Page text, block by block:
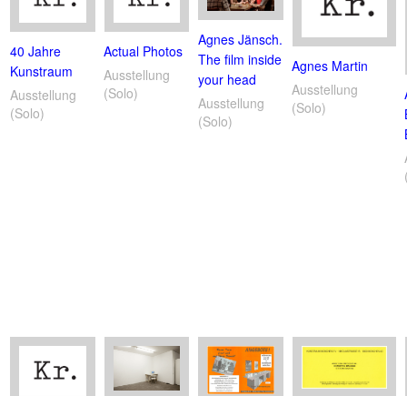
40 Jahre
Kunstraum
Ausstellung
(Solo)
Actual Photos
Ausstellung
(Solo)
Agnes Jänsch.
The film inside
your head
Ausstellung
(Solo)
Agnes Martin
Ausstellung
(Solo)